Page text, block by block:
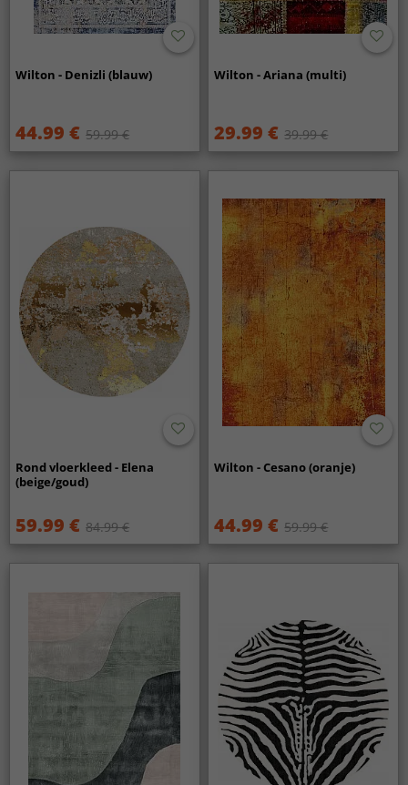
Wilton - Denizli (blauw)
44.99 € 59.99 €
Wilton - Ariana (multi)
29.99 € 39.99 €
Rond vloerkleed - Elena
(beige/goud)
59.99 € 84.99 €
Wilton - Cesano (oranje)
44.99 € 59.99 €